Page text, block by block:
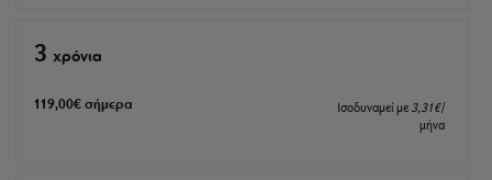
3 xρόνια
119,00€σήμερα Ισοδυναμεί με 3,31€/
μήνα